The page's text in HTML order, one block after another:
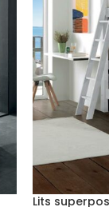
Lits